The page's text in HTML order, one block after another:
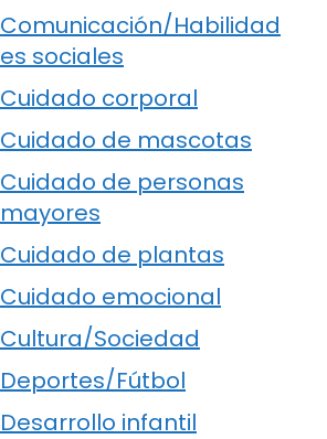
Comunicación/Habilidad
es sociales
Cuidado corporal
Cuidado de mascotas
Cuidado de personas
mayores
Cuidado de plantas
Cuidado emocional
Cultura/Sociedad
Deportes/Fútbol
Desarrollo infantil